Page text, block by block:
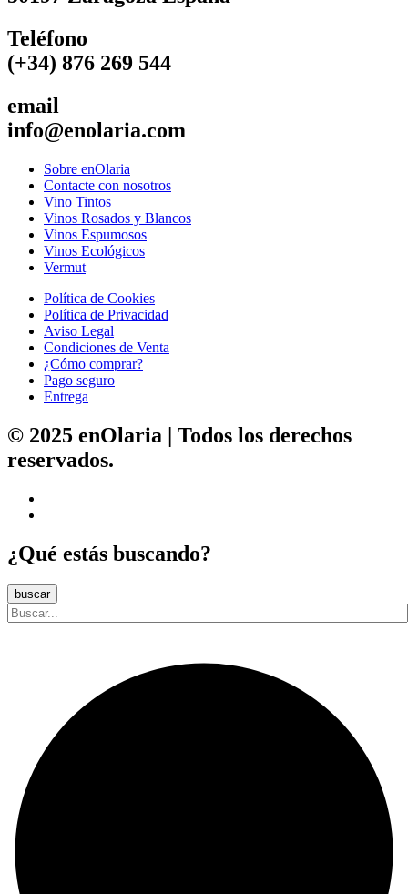
Teléfono
(+34) 876 269 544
email
info@enolaria.com
Sobre enOlaria
Contacte con nosotros
Vino Tintos
Vinos Rosados y Blancos
Vinos Espumosos
Vinos Ecológicos
Vermut
Política de Cookies
Política de Privacidad
Aviso Legal
Condiciones de Venta
¿Cómo comprar?
Pago seguro
Entrega
© 2025 enOlaria | Todos los derechos
reservados.
¿Qué estás buscando?
buscar